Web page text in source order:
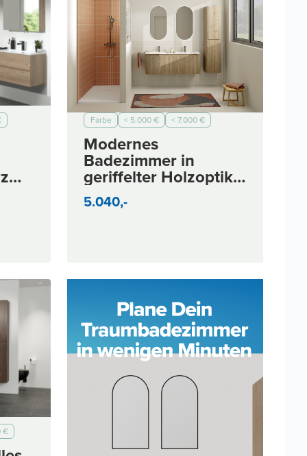
Farbe < 5.000 €
< 7.000 €
Modernes
Badezimmer in
geriffelter Holzoptik
mit Terrakotta-Akzent
5.040,-
€